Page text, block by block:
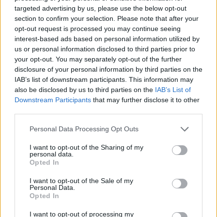
targeted advertising by us, please use the below opt-out
section to confirm your selection. Please note that after your
opt-out request is processed you may continue seeing
interest-based ads based on personal information utilized by
us or personal information disclosed to third parties prior to
your opt-out. You may separately opt-out of the further
disclosure of your personal information by third parties on the
IAB’s list of downstream participants. This information may
also be disclosed by us to third parties on the IAB’s List of
Downstream Participants that may further disclose it to other
Personal Data Processing Opt Outs
I want to opt-out of the Sharing of my
personal data.
Opted In
I want to opt-out of the Sale of my
Personal Data.
Opted In
I want to opt-out of processing my
olika bryggerier. Det som är avgörande i dag är hur
stor del av försäljningen som skett på
Systembolaget. Hans eget bryggeri är starka på
Systembolaget och har heller inte behövt permittera
någon personal.